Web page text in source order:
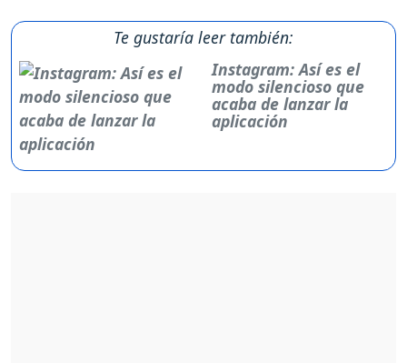
Te gustaría leer también:
Instagram: Así es el
modo silencioso que
acaba de lanzar la
aplicación